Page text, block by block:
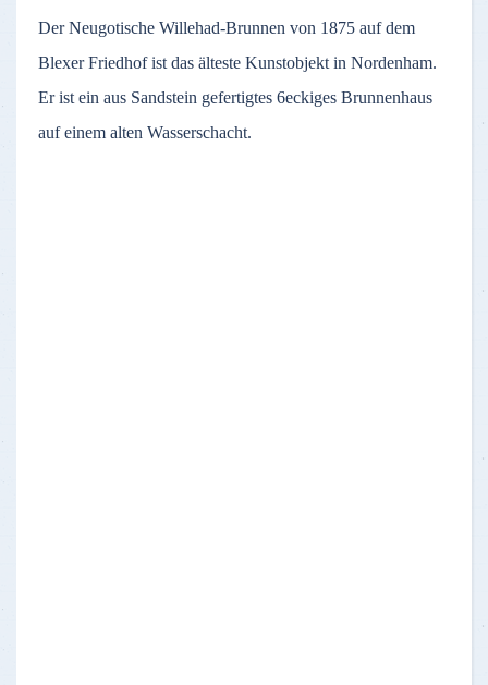
Der Neugotische Willehad-Brunnen von 1875 auf dem
Blexer Friedhof ist das älteste Kunstobjekt in Nordenham.
Er ist ein aus Sandstein gefertigtes 6eckiges Brunnenhaus
auf einem alten Wasserschacht.